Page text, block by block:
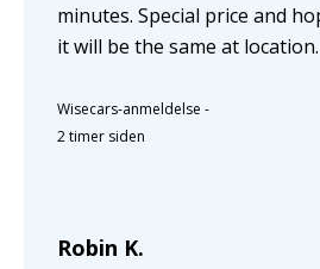
minutes. Special price and
it will be the same at location.
Wisecars-anmeldelse -
2 timer siden
Robin K.